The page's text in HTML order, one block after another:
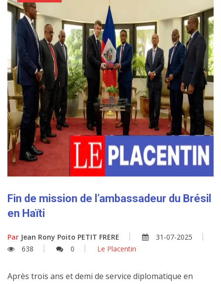
Fin de mission de l’ambassadeur du Brésil
en Haïti
Par Jean Rony Poito PETIT FRERE
31-07-2025
638
0 Le Placentin
Après trois ans et demi de service diplomatique en